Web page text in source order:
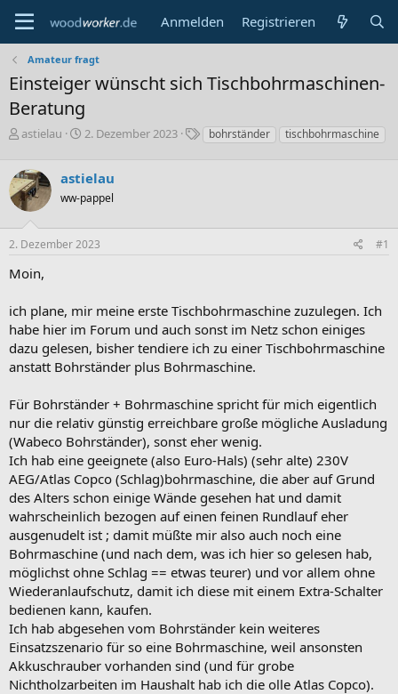
Anmelden Registrieren
Amateur fragt
Einsteiger wünscht sich Tischbohrmaschinen-
Beratung
E
t
e
l
l
e
astielau
E
t
e
l
t
2. Dezember 2023
S
w
bohrständer tischbohrmaschine
astielau
ww-pappel
2. Dezember 2023 #1
Moin,
ich plane, mir meine erste Tischbohrmaschine zuzulegen. Ich
habe hier im Forum und auch sonst im Netz schon einiges
dazu gelesen, bisher tendiere ich zu einer Tischbohrmaschine
anstatt Bohrständer plus Bohrmaschine.
Für Bohrständer + Bohrmaschine spricht für mich eigentlich
nur die relativ günstig erreichbare große mögliche Ausladung
(Wabeco Bohrständer), sonst eher wenig.
Ich hab eine geeignete (also Euro-Hals) (sehr alte) 230V
AEG/Atlas Copco (Schlag)bohrmaschine, die aber auf Grund
des Alters schon einige Wände gesehen hat und damit
wahrscheinlich bezogen auf einen feinen Rundlauf eher
ausgenudelt ist ; damit müßte mir also auch noch eine
Bohrmaschine (und nach dem, was ich hier so gelesen hab,
möglichst ohne Schlag == etwas teurer) und vor allem ohne
Wiederanlaufschutz, damit ich diese mit einem Extra-Schalter
bedienen kann, kaufen.
Ich hab abgesehen vom Bohrständer kein weiteres
Einsatzszenario für so eine Bohrmaschine, weil ansonsten
Akkuschrauber vorhanden sind (und für grobe
Nichtholzarbeiten im Haushalt hab ich die olle Atlas Copco).